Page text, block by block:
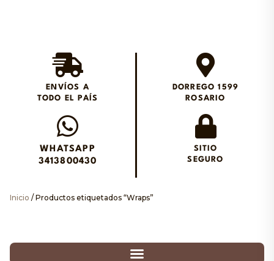
Envios en el día en
Rosario
Envianos un WhatsApp
ENVÍOS A
TODO EL PAÍS
DORREGO 1599
ROSARIO
WHATSAPP
3413800430
SITIO
SEGURO
Inicio / Productos etiquetados “Wraps”